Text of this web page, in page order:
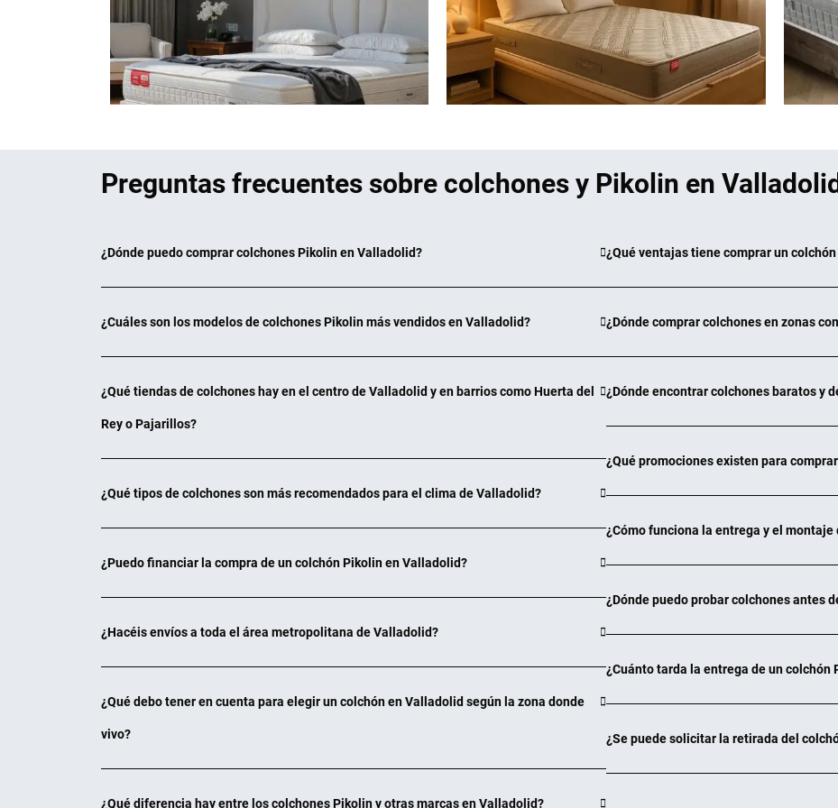
CTRA.NACIONAL 332 KM 114, 03550,
L-V: 10:00 21:30 SAB: 10:00 21:30
¿CÓMO LLEGAR?
CONFORAMA LA ZENIA
L-V: 10:00 22:00 SAB: 10:00 22:00
¿CÓMO LLEGAR?
Muebles Lozano
C/SANTA BARBARA, 25, 03600, ELDA
L-V: 10:00 13:30 / 17:00 20:30 SAB:
CENTRODESCANSO J.
L-V: 10:00 14:00 / 17:00 21:00 SAB:
PIDE CITA Y OBTÉN TU
603,00 € 272,80 €
Preguntas frecuentes sobre colchones y Pikolin en Valladolid
¿Dónde puedo comprar colchones Pikolin en Valladolid?
¿Cuáles son los modelos de colchones Pikolin más vendidos en Valladolid?
¿Qué tiendas de colchones hay en el centro de Valladolid y en barrios como Huerta del
Rey o Pajarillos?
¿Qué tipos de colchones son más recomendados para el clima de Valladolid?
¿Puedo financiar la compra de un colchón Pikolin en Valladolid?
¿Hacéis envíos a toda el área metropolitana de Valladolid?
¿Qué debo tener en cuenta para elegir un colchón en Valladolid según la zona donde
vivo?
¿Qué diferencia hay entre los colchones Pikolin y otras marcas en Valladolid?
¿Qué ventajas tiene comprar un
¿Dónde comprar colchones en zonas
¿Dónde encontrar colchones baratos y
¿Qué promociones existen para
¿Cómo funciona la entrega y el
¿Dónde puedo probar colchones antes
¿Cuánto tarda la entrega de un
¿Se puede solicitar la retirada del